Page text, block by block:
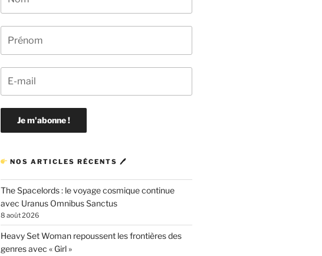
NOS ARTICLES RÉCENTS 🖊
The Spacelords : le voyage cosmique continue
avec Uranus Omnibus Sanctus
8 août 2026
Heavy Set Woman repoussent les frontières des
genres avec « Girl »